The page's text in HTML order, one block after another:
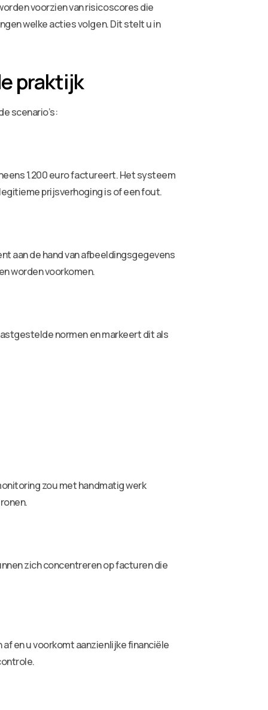
voorzien van risicoscores die
welke acties volgen. Dit stelt u in
praktijk
scenario’s:
1.200 euro factureert. Het systeem
prijsverhoging is of een fout.
aan de hand van afbeeldingsgegevens
worden voorkomen.
normen en markeert dit als
zou met handmatig werk
zich concentreren op facturen die
en u voorkomt aanzienlijke financiële